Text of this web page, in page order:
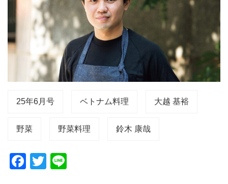
25年6月号 ベトナム料理 大越 基裕
野菜 野菜料理 鈴木 康哉
F
T